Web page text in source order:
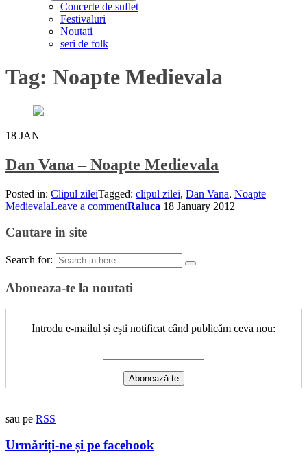
Concerte de suflet
Festivaluri
Noutati
seri de folk
Tag: Noapte Medievala
18 JAN
Dan Vana – Noapte Medievala
Posted in: Clipul zileiTagged: clipul zilei, Dan Vana, Noapte
MedievalaLeave a commentRaluca 18 January 2012
Cautare in site
Search for:
Aboneaza-te la noutati
Introdu e-mailul și ești notificat când publicăm ceva nou:
sau pe RSS
Urmăriți-ne și pe facebook